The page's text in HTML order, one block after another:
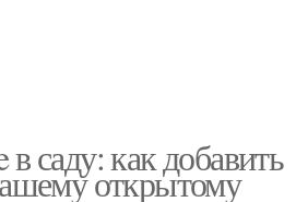
саду: как добавить
открытому